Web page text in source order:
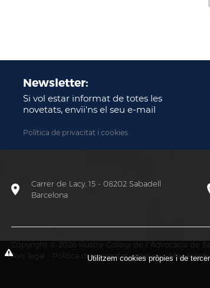
Newsletter:
Si vol estar informat de totes les
novetats, envïi'ns el seu e-mail
Política de privacitat i cookies
Carrer de Lacy, 15 - 08202 Sabadell
Barcelona
Copyright © 2026 Il·lustre Col·legi de l´Advocacia de
Avís legal
Política de privacitat i cookies-Mapa web
Utilitzem cookies pròpies i de